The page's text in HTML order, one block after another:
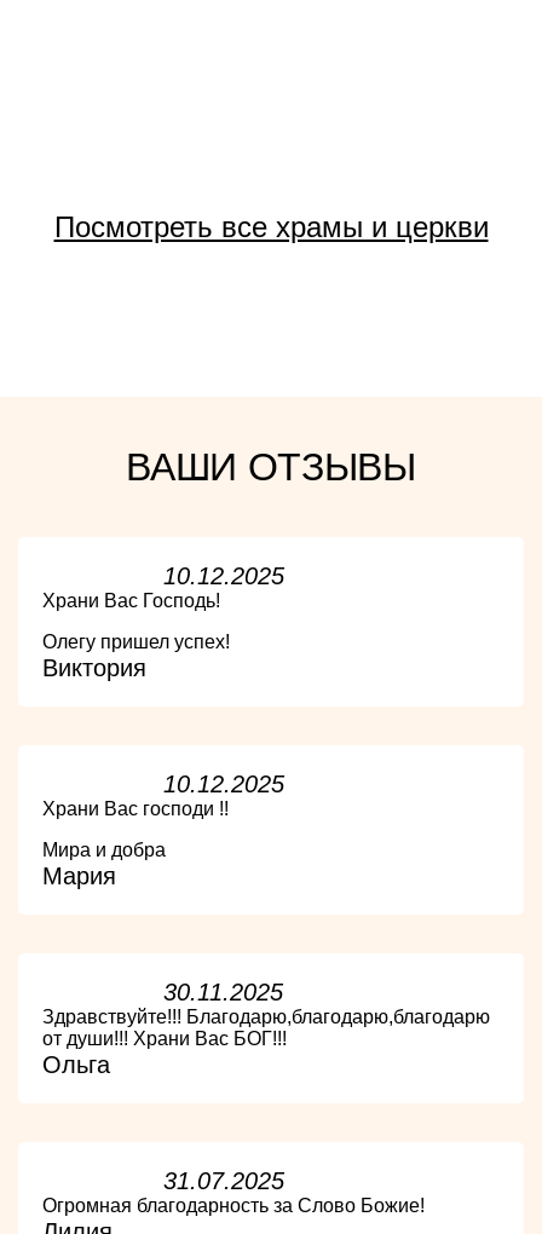
Посмотреть все храмы и церкви
ВАШИ ОТЗЫВЫ
10.12.2025
Храни Вас Господь!
Олегу пришел успех!
Виктория
10.12.2025
Храни Вас господи !!
Мира и добра
Мария
30.11.2025
Здравствуйте!!! Благодарю,благодарю,благодарю
от души!!! Храни Вас БОГ!!!
Ольга
31.07.2025
Огромная благодарность за Слово Божие!